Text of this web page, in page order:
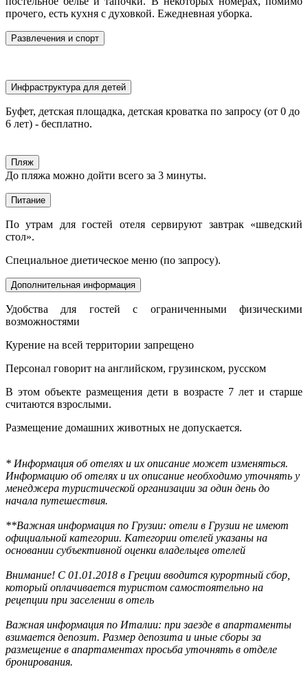
прочего, есть кухня с духовкой. Ежедневная уборка.
Развлечения и спорт
Инфраструктура для детей
Буфет, детская площадка, детская кроватка по запросу (от 0 до
6 лет) - бесплатно.
Пляж
До пляжа можно дойти всего за 3 минуты.
Питание
По утрам для гостей отеля сервируют завтрак «шведский
стол».
Специальное диетическое меню (по запросу).
Дополнительная информация
Удобства для гостей с ограниченными физическими
возможностями
Курение на всей территории запрещено
Персонал говорит на английском, грузинском, русском
В этом объекте размещения дети в возрасте 7 лет и старше
считаются взрослыми.
Размещение домашних животных не допускается.
* Информация об отелях и их описание может изменяться.
Информацию об отелях и их описание необходимо уточнять у
менеджера туристической организации за один день до
начала путешествия.
**Важная информация по Грузии: отели в Грузии не имеют
официальной категории. Категории отелей указаны на
основании субъективной оценки владельцев отелей
Внимание! С 01.01.2018 в Греции вводится курортный сбор,
который оплачивается туристом самостоятельно на
рецепции при заселении в отель
Важная информация по Италии: при заезде в апартаменты
взимается депозит. Размер депозита и иные сборы за
размещение в апартаментах просьба уточнять в отделе
бронирования.